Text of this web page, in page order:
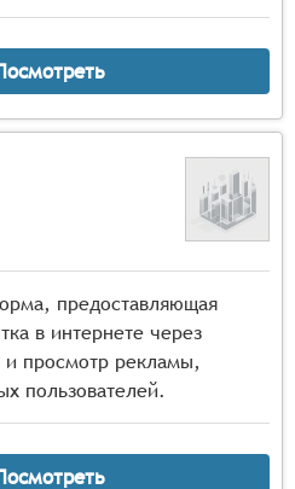
предоставляющая
в интернете через
просмотр рекламы,
пользователей.